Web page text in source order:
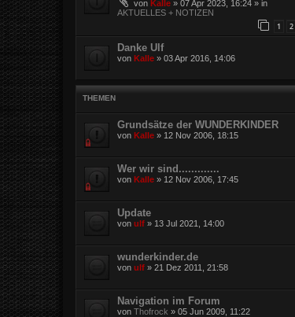
von Kalle » 07 Apr 2023, 16:24 » in
AKTUELLES + NOTIZEN
1 2
Danke Ulf
von Kalle » 03 Apr 2016, 14:06
THEMEN
Grundsätze der WUNDERKINDER
von Kalle » 12 Nov 2006, 18:15
Wer wir sind.............
von Kalle » 12 Nov 2006, 17:45
Update
von ulf » 13 Jul 2021, 14:00
wunderkinder.de
von ulf » 21 Dez 2011, 21:58
Navigation im Forum
von Thofrock » 05 Jun 2009, 11:22